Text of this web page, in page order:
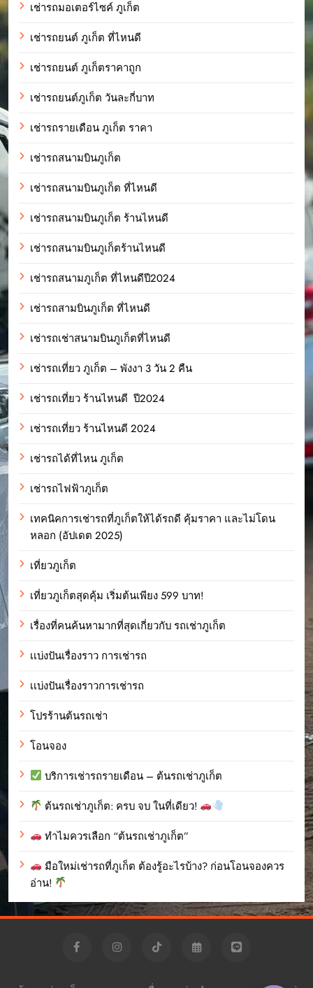
เช่ารถมอเตอร์ไซค์ ภูเก็ต
เช่ารถยนต์ ภูเก็ต ที่ไหนดี
เช่ารถยนต์ ภูเก็ตราคาถูก
เช่ารถยนต์ภูเก็ต วันละกี่บาท
เช่ารถรายเดือน ภูเก็ต ราคา
เช่ารถสนามบินภูเก็ต
เช่ารถสนามบินภูเก็ต ที่ไหนดี
เช่ารถสนามบินภูเก็ต ร้านไหนดี
เช่ารถสนามบินภูเก็ตร้านไหนดี
เช่ารถสนามภูเก็ต ที่ไหนดีปี2024
เช่ารถสามบินภูเก็ต ที่ไหนดี
เช่ารถเช่าสนามบินภูเก็ตที่ไหนดี
เช่ารถเที่ยว ภูเก็ต – พังงา 3 วัน 2 คืน
เช่ารถเที่ยว ร้านไหนดี ปี2024
เช่ารถเที่ยว ร้านไหนดี 2024
เช่ารถได้ที่ไหน ภูเก็ต
เช่ารถไฟฟ้าภูเก็ต
เทคนิคการเช่ารถที่ภูเก็ตให้ได้รถดี คุ้มราคา และไม่โดน
หลอก (อัปเดต 2025)
เที่ยวภูเก็ต
เที่ยวภูเก็ตสุดคุ้ม เริ่มต้นเพียง 599 บาท!
เรื่องที่คนค้นหามากที่สุดเกี่ยวกับ รถเช่าภูเก็ต
เเบ่งปันเรื่องราว การเช่ารถ
เเบ่งปันเรื่องราวการเช่ารถ
โปรร้านต้นรถเช่า
โอนจอง
บริการเช่ารถรายเดือน – ต้นรถเช่าภูเก็ต
ต้นรถเช่าภูเก็ต: ครบ จบ ในที่เดียว!
ทำไมควรเลือก “ต้นรถเช่าภูเก็ต”
มือใหม่เช่ารถที่ภูเก็ต ต้องรู้อะไรบ้าง? ก่อนโอนจองควร
อ่าน!